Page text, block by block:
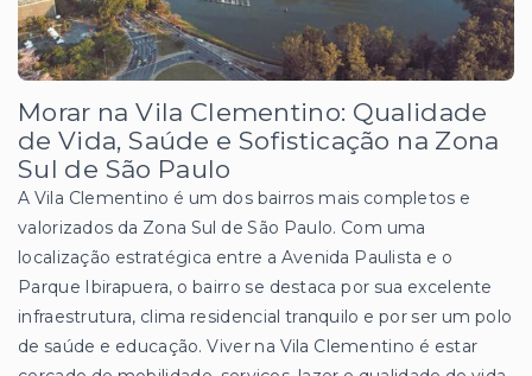
Morar na Vila Clementino: Qualidade
de Vida, Saúde e Sofisticação na Zona
Sul de São Paulo
A Vila Clementino é um dos bairros mais completos e
valorizados da Zona Sul de São Paulo. Com uma
localização estratégica entre a Avenida Paulista e o
Parque Ibirapuera, o bairro se destaca por sua excelente
infraestrutura, clima residencial tranquilo e por ser um polo
de saúde e educação. Viver na Vila Clementino é estar